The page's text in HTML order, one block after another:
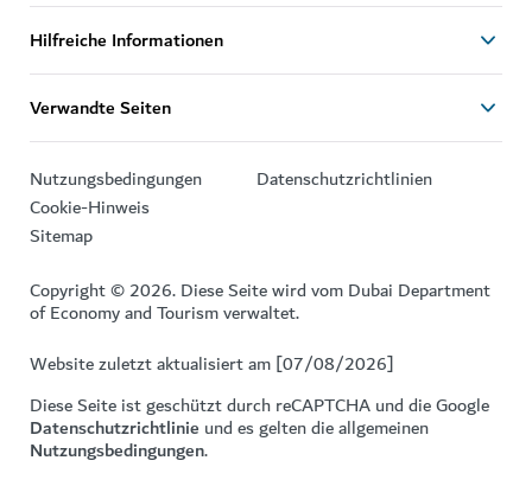
Hilfreiche Informationen
Verwandte Seiten
Nutzungsbedingungen
Datenschutzrichtlinien
Cookie-Hinweis
Sitemap
Copyright © 2026. Diese Seite wird vom Dubai Department
of Economy and Tourism verwaltet.
Website zuletzt aktualisiert am [07/08/2026]
Diese Seite ist geschützt durch reCAPTCHA und die Google
Datenschutzrichtlinie und es gelten die allgemeinen
Nutzungsbedingungen.